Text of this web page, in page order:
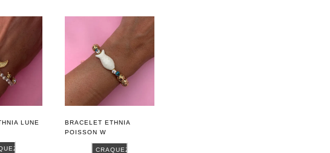
LUNE
BRACELET ETHNIA
POISSON W
CRAQUEZ